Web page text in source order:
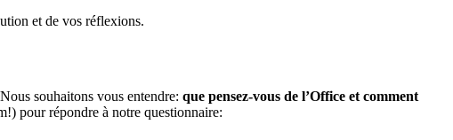
et de vos réflexions.
Nous souhaitons vous entendre: que pensez-vous de l’Office et comment
pour répondre à notre questionnaire: